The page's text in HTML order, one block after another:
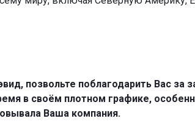
позвольте поблагодарить Вас
в своём плотном графике,
Ваша компания.